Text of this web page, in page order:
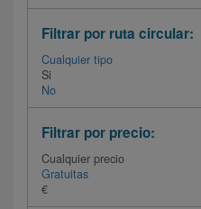
Filtrar por ruta circular:
Cualquier tipo
Si
No
Filtrar por precio:
Cualquier precio
Gratuitas
€